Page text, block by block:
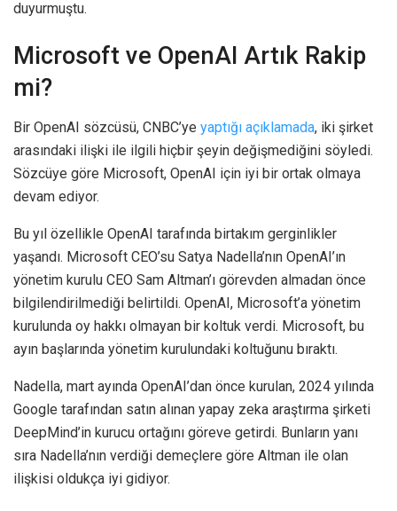
duyurmuştu.
Microsoft ve OpenAI Artık Rakip
mi?
Bir OpenAI sözcüsü, CNBC’ye yaptığı açıklamada, iki şirket
arasındaki ilişki ile ilgili hiçbir şeyin değişmediğini söyledi.
Sözcüye göre Microsoft, OpenAI için iyi bir ortak olmaya
devam ediyor.
Bu yıl özellikle OpenAI tarafında birtakım gerginlikler
yaşandı. Microsoft CEO’su Satya Nadella’nın OpenAI’ın
yönetim kurulu CEO Sam Altman’ı görevden almadan önce
bilgilendirilmediği belirtildi. OpenAI, Microsoft’a yönetim
kurulunda oy hakkı olmayan bir koltuk verdi. Microsoft, bu
ayın başlarında yönetim kurulundaki koltuğunu bıraktı.
Nadella, mart ayında OpenAI’dan önce kurulan, 2024 yılında
Google tarafından satın alınan yapay zeka araştırma şirketi
DeepMind’in kurucu ortağını göreve getirdi. Bunların yanı
sıra Nadella’nın verdiği demeçlere göre Altman ile olan
ilişkisi oldukça iyi gidiyor.